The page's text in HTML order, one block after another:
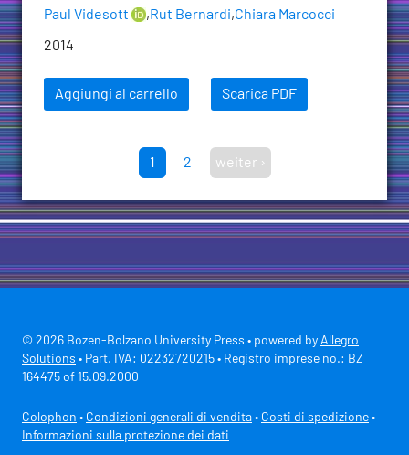
Paul Videsott ,Rut Bernardi,Chiara Marcocci
2014
Aggiungi al carrello Scarica PDF
1 2 weiter ›
© 2026 Bozen-Bolzano University Press • powered by Allegro
Solutions • Part. IVA: 02232720215 • Registro imprese no.: BZ
164475 of 15.09.2000
Colophon • Condizioni generali di vendita • Costi di spedizione •
Informazioni sulla protezione dei dati